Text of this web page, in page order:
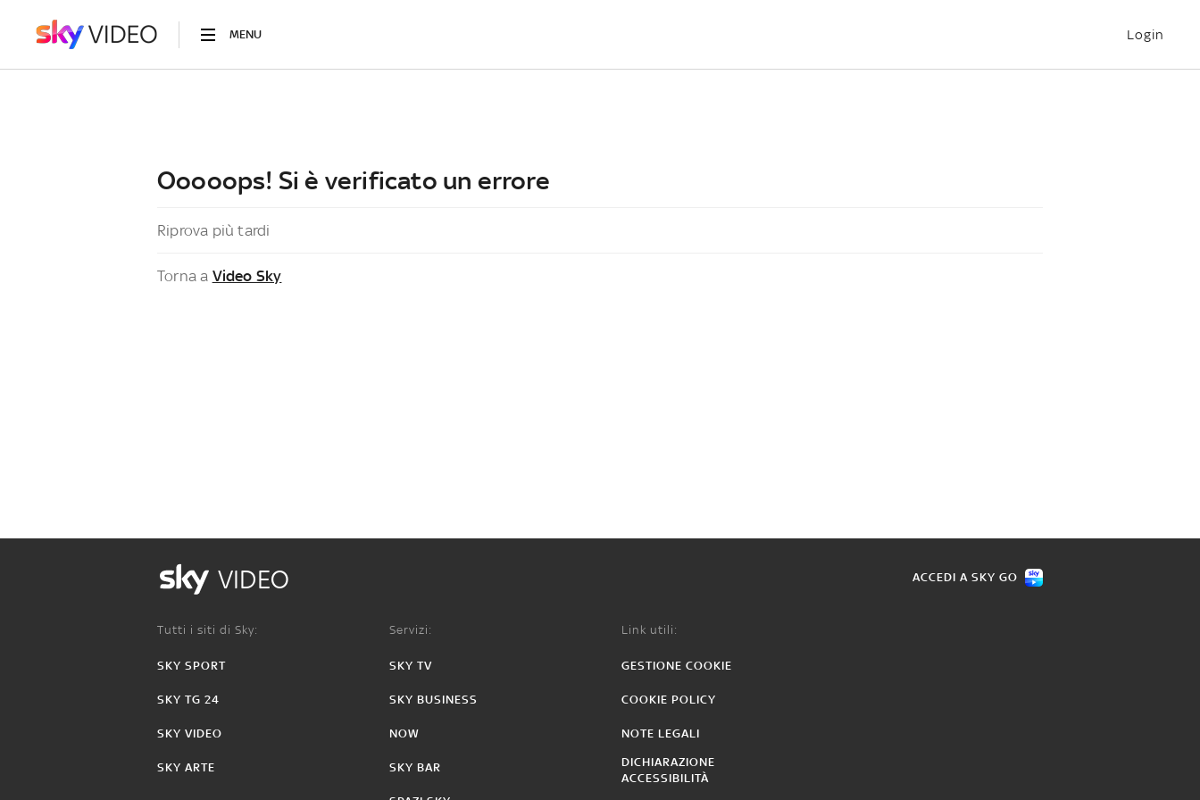
MENU Login
Ooooops! Si è verificato un errore
Riprova più tardi
Torna a Video Sky
VIDEO ACCEDI A SKY GO
Tutti i siti di Sky:
SKY SPORT
SKY TG 24
SKY VIDEO
SKY ARTE
Servizi:
SKY TV
SKY BUSINESS
NOW
SKY BAR
Link utili:
GESTIONE COOKIE
COOKIE POLICY
NOTE LEGALI
DICHIARAZIONE
ACCESSIBILITÀ